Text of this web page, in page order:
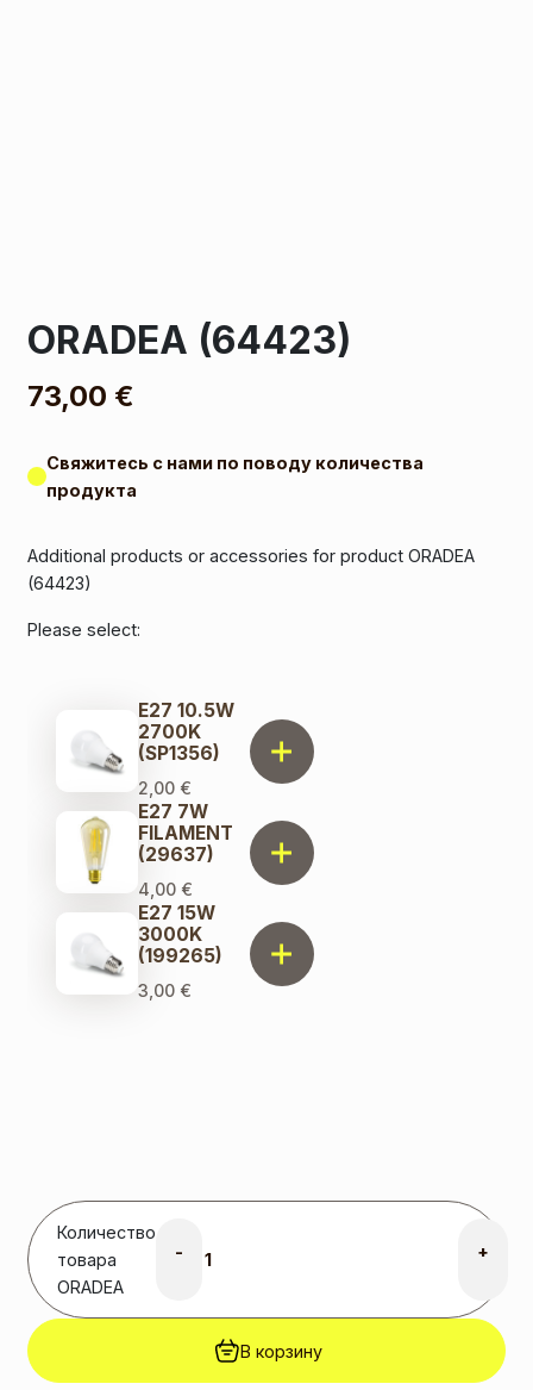
ORADEA (64423)
73,00 €
Свяжитесь с нами по поводу количества
продукта
Additional products or accessories for product ORADEA
(64423)
Please select:
E27 10.5W
2700K
(SP1356)
2,00 €
E27 7W
FILAMENT
(29637)
4,00 €
E27 15W
3000K
(199265)
3,00 €
Количество
товара
ORADEA
- +
В корзину